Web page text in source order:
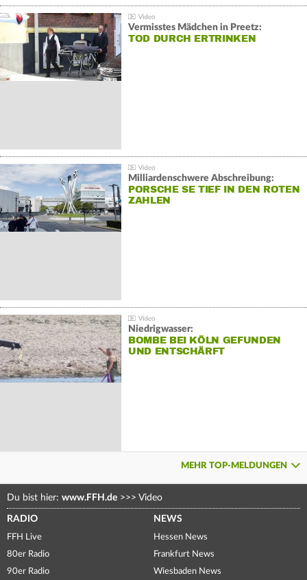
Vermisstes Mädchen in Preetz:
TOD DURCH ERTRINKEN
Milliardenschwere Abschreibung:
PORSCHE SE TIEF IN DEN ROTEN
ZAHLEN
Niedrigwasser:
BOMBE BEI KÖLN GEFUNDEN
UND ENTSCHÄRFT
MEHR TOP-MELDUNGEN
Du bist hier: www.FFH.de >>> Video
RADIO
FFH Live
80er Radio
90er Radio
NEWS
Hessen News
Frankfurt News
Wiesbaden News